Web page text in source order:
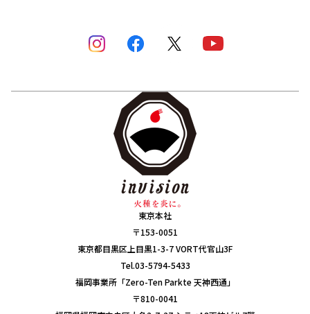
東京本社
〒153-0051
東京都目黒区上目黒1-3-7 VORT代官山3F
Tel.03-5794-5433
福岡事業所「Zero-Ten Parkte 天神西通」
〒810-0041